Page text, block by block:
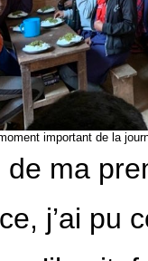
important de la
ma
j’ai pu